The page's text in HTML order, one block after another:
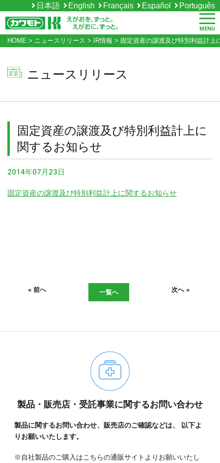
日本語 English Français Español Português
MENU
HOME > ニュースリリース > IR情報 > 固定資産の譲渡及び特別利益計上
ニュースリリース
固定資産の譲渡及び特別利益計上に
関するお知らせ
2014年07月23日
固定資産の譲渡及び特別利益計上に関するお知らせ
« 前へ 一覧へ 次へ »
製品・販売店・受託事業に関するお問い合わせ
製品に関するお問い合わせ、販売店のご確認などは、
以下よ
りお願いいたします。
※自社製品のご購入はこちらの通販サイトよりお願いいたし
06-6943-8956
受付時間：受付 : 10時〜16時 月〜金
※祝日を除く
※新型コロナウイルス感染症対策として、
現在、受付時間を一部短縮しております。
ご了承ください。